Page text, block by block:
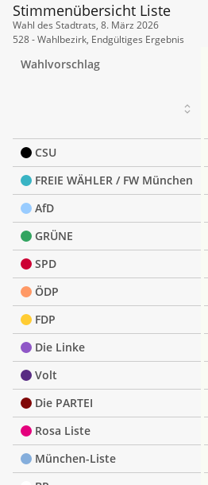
Stimmenübersicht Liste
Stimmenübersicht
Liste
Wahl des Stadtrats, 8. März 2026
528 - Wahlbezirk, Endgültiges Ergebnis
Wahlvorschlag
CSU
FREIE WÄHLER / FW München
AfD
GRÜNE
SPD
ÖDP
FDP
Die Linke
Volt
Die PARTEI
Rosa Liste
München-Liste